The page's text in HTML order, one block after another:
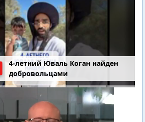
4-летний Юваль Коган найден
добровольцами